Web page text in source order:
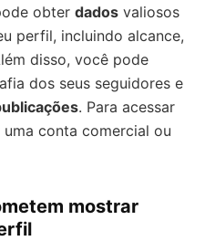
obter dados valiosos
perfil, incluindo alcance,
disso, você pode
dos seus seguidores e
. Para acessar
conta comercial ou
mostrar